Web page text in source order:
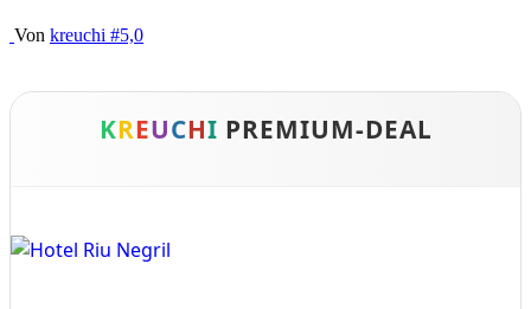
Von kreuchi #5,0
KREUCHI PREMIUM-DEAL